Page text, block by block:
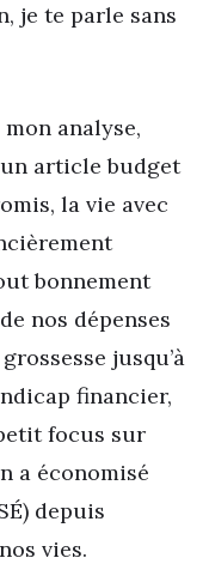
je te parle sans
analyse,
article budget
la vie avec
bonnement
nos dépenses
jusqu’à
financier,
focus sur
a économisé
depuis
vies.